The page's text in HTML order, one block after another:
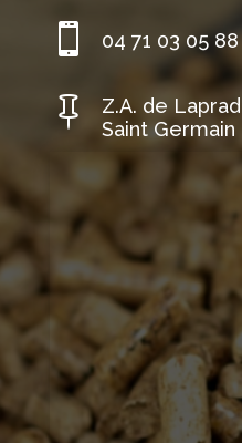
 04 71 03 05 88

Z.A. de
Saint